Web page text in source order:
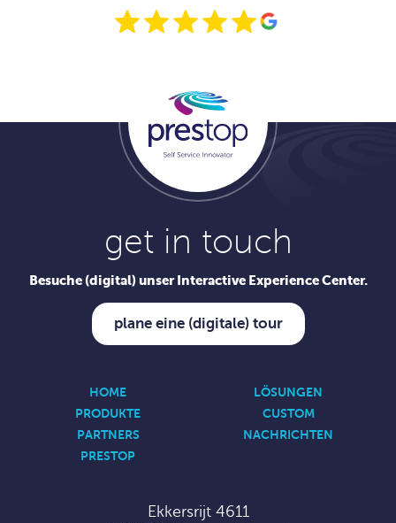
get in touch
Besuche (digital) unser Interactive Experience Center.
plane eine (digitale) tour
HOME
LÖSUNGEN
PRODUKTE
CUSTOM
PARTNERS
NACHRICHTEN
PRESTOP
Ekkersrijt 4611